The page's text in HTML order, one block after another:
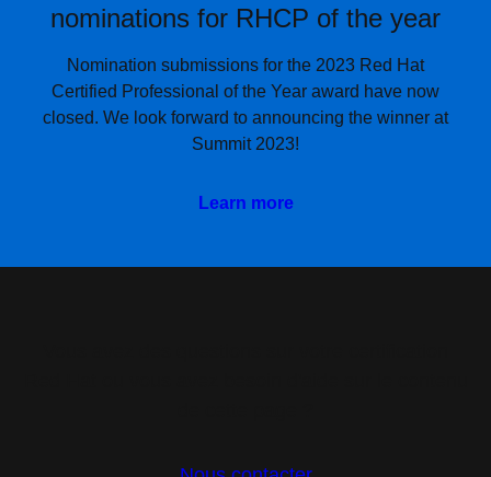
nominations for RHCP of the year
Nomination submissions for the 2023 Red Hat
Certified Professional of the Year award have now
closed. We look forward to announcing the winner at
Summit 2023!
Learn more